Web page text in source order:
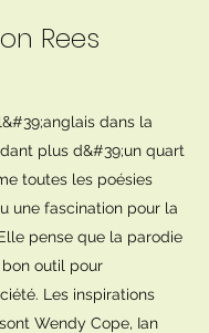
Rees
dans la
plus d&#39;un quart
toutes les poésies
une fascination pour la
pense que la parodie
outil pour
Les inspirations
Wendy Cope, Ian